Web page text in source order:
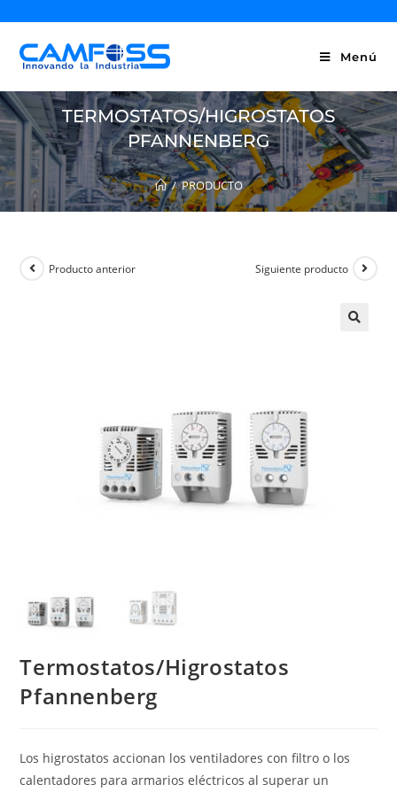
Menú
TERMOSTATOS/HIGROSTATOS
PFANNENBERG
/ PRODUCTO
Producto anterior Siguiente producto
Termostatos/Higrostatos
Pfannenberg
Los higrostatos accionan los ventiladores con filtro o los
calentadores para armarios eléctricos al superar un